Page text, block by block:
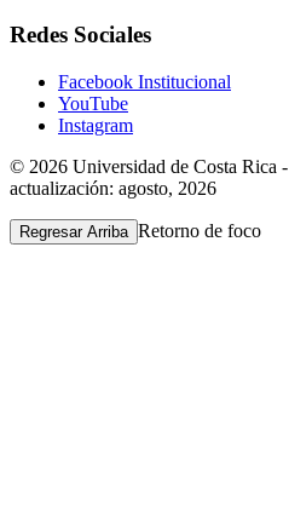
Redes Sociales
Facebook Institucional
YouTube
Instagram
© 2026 Universidad de Costa Rica -
actualización: agosto, 2026
Regresar Arriba Retorno de foco